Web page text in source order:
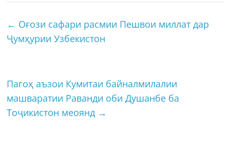
← Оғози сафари расмии Пешвои миллат дар
Ҷумҳурии Узбекистон
Пагоҳ аъзои Кумитаи байналмилалии
машваратии Раванди оби Душанбе ба
Тоҷикистон меоянд →